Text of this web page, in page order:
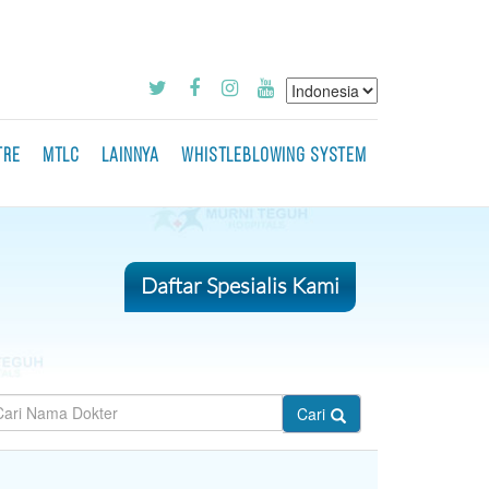
MTLC LAINNYA WHISTLEBLOWING SYSTEM
Daftar Spesialis Kami
Cari